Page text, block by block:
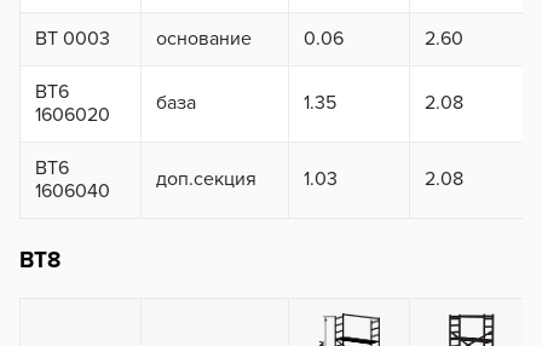
ВТ 0003 основание 0.06 2.60
ВТ6
1606020
база 1.35 2.08
ВТ6
1606040
доп.секция 1.03 2.08
ВТ8